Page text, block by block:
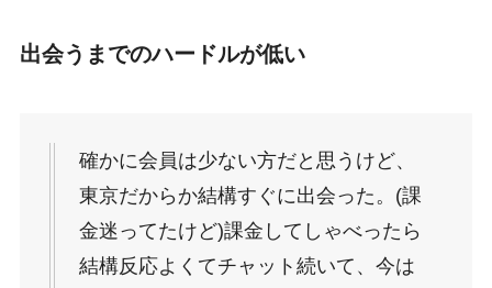
出会うまでのハードルが低い
確かに会員は少ない方だと思うけど、
東京だからか結構すぐに出会った。(課
金迷ってたけど)課金してしゃべったら
結構反応よくてチャット続いて、今は